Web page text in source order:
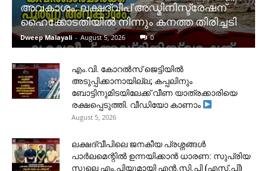
അവകാശം: ലക്ഷദ്വീപ് അഡ്മിനിസ്ട്രേഷന്
ഹൈക്കോടതിയിൽ നിന്നും കനത്ത തിരിച്ചടി
Dweep Malayali - August 5, 2026 0
​എം.വി. കോറൽസ് ജെട്ടിയിൽ
അടുപ്പിക്കാനായില്ല; കപ്പലിനും
ബോട്ടിനുമിടയിലേക്ക് വീണ യാത്രക്കാരിയെ
രക്ഷപ്പെടുത്തി. വീഡിയോ കാണാം
August 5, 2026
ലക്ഷദ്വീപിലെ ജനകീയ പ്രശ്നങ്ങൾ
പാർലമെന്റിൽ ഉന്നയിക്കാൻ ധാരണ: സുപ്രിയ
സുലെ എം.പിയുമായി എൻ.സി.പി (എസ്.പി)